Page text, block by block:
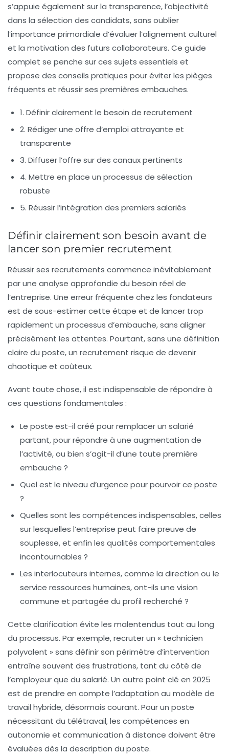
s’appuie également sur la transparence, l’objectivité
dans la sélection des candidats, sans oublier
l’importance primordiale d’évaluer l’alignement culturel
et la motivation des futurs collaborateurs. Ce guide
complet se penche sur ces sujets essentiels et
propose des conseils pratiques pour éviter les pièges
fréquents et réussir ses premières embauches.
1. Définir clairement le besoin de recrutement
2. Rédiger une offre d’emploi attrayante et
transparente
3. Diffuser l’offre sur des canaux pertinents
4. Mettre en place un processus de sélection
robuste
5. Réussir l’intégration des premiers salariés
Définir clairement son besoin avant de
lancer son premier recrutement
Réussir ses recrutements commence inévitablement
par une analyse approfondie du besoin réel de
l’entreprise. Une erreur fréquente chez les fondateurs
est de sous-estimer cette étape et de lancer trop
rapidement un processus d’embauche, sans aligner
précisément les attentes. Pourtant, sans une définition
claire du poste, un recrutement risque de devenir
chaotique et coûteux.
Avant toute chose, il est indispensable de répondre à
ces questions fondamentales :
Le poste est-il créé pour remplacer un salarié
partant, pour répondre à une augmentation de
l’activité, ou bien s’agit-il d’une toute première
embauche ?
Quel est le niveau d’urgence pour pourvoir ce poste
?
Quelles sont les compétences indispensables, celles
sur lesquelles l’entreprise peut faire preuve de
souplesse, et enfin les qualités comportementales
incontournables ?
Les interlocuteurs internes, comme la direction ou le
service ressources humaines, ont-ils une vision
commune et partagée du profil recherché ?
Cette clarification évite les malentendus tout au long
du processus. Par exemple, recruter un « technicien
polyvalent » sans définir son périmètre d’intervention
entraîne souvent des frustrations, tant du côté de
l’employeur que du salarié. Un autre point clé en 2025
est de prendre en compte l’adaptation au modèle de
travail hybride, désormais courant. Pour un poste
nécessitant du télétravail, les compétences en
autonomie et communication à distance doivent être
évaluées dès la description du poste.